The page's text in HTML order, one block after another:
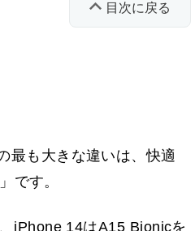
目次に戻る
最も大きな違いは、快適
です。
iPhone 14はA15 Bionicを